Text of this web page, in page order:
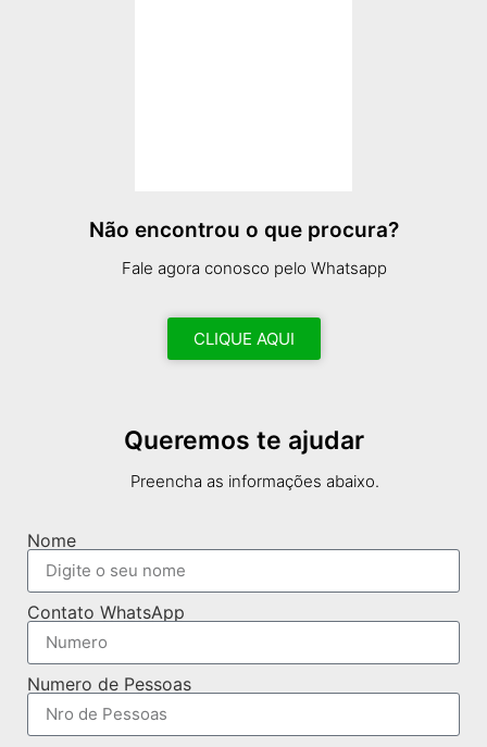
Não encontrou o que procura?
Fale agora conosco pelo Whatsapp
CLIQUE AQUI
Queremos te ajudar
Preencha as informações abaixo.
Nome
Contato WhatsApp
Numero de Pessoas